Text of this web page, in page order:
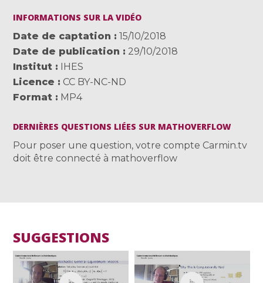
INFORMATIONS SUR LA VIDÉO
Date de captation
15/10/2018
Date de publication
29/10/2018
Institut
IHES
Licence
CC BY-NC-ND
Format
MP4
DERNIÈRES QUESTIONS LIÉES SUR MATHOVERFLOW
Pour poser une question, votre compte Carmin.tv
doit être connecté à mathoverflow
SUGGESTIONS